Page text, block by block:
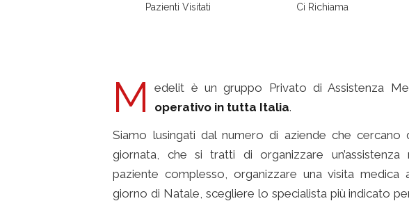
Pazienti Visitati Ci Richiama
M edelit è un gruppo Privato di Assistenza
operativo in tutta Italia.
Siamo lusingati dal numero di aziende che cercano
giornata, che si tratti di organizzare un’assistenza
paziente complesso, organizzare una visita medica
giorno di Natale, scegliere lo specialista più indicato